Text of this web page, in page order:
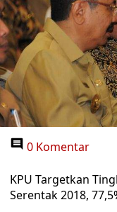
0 Komentar
KPU Targetkan
Serentak 2018,